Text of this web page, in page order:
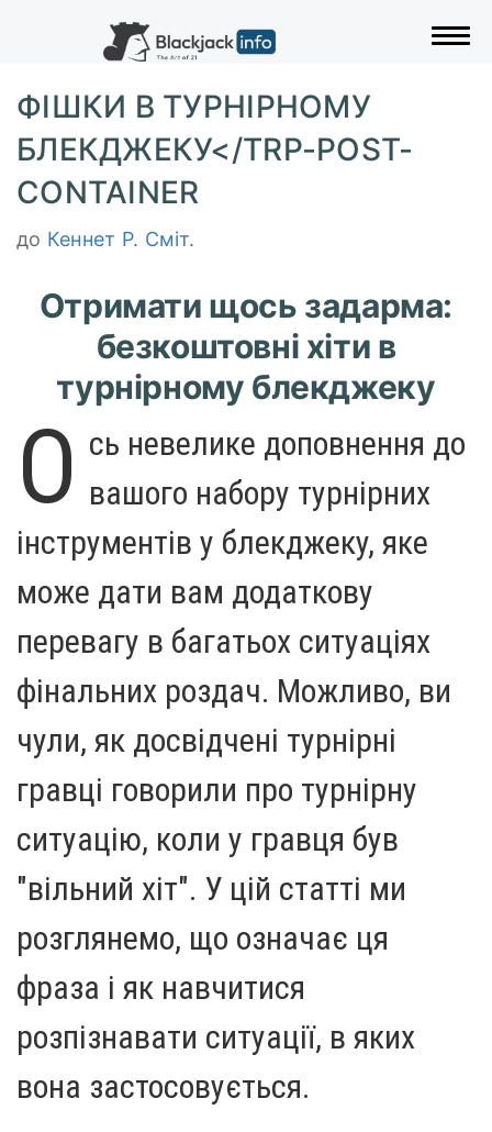
ФІШКИ В ТУРНІРНОМУ
БЛЕКДЖЕКУ</TRP-POST-
CONTAINER
до Кеннет Р. Сміт.
Отримати щось задарма:
безкоштовні хіти в
турнірному блекджеку
О сь невелике доповнення до
вашого набору турнірних
інструментів у блекджеку, яке
може дати вам додаткову
перевагу в багатьох ситуаціях
фінальних роздач. Можливо, ви
чули, як досвідчені турнірні
гравці говорили про турнірну
ситуацію, коли у гравця був
"вільний хіт". У цій статті ми
розглянемо, що означає ця
фраза і як навчитися
розпізнавати ситуації, в яких
вона застосовується.